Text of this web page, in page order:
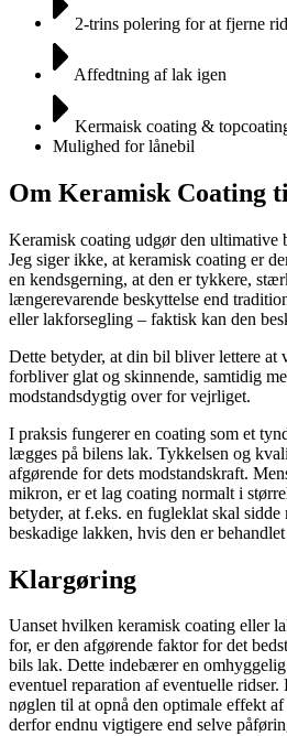
2-trins polering for at fjerne
Affedtning af lak igen
Kermaisk coating &
Mulighed for lånebil
Om Keramisk Coating
Keramisk coating udgør den ultimative
Jeg siger ikke, at keramisk coating er
en kendsgerning, at den er tykkere,
længerevarende beskyttelse end
eller lakforsegling – faktisk kan den
Dette betyder, at din bil bliver lettere at
forbliver glat og skinnende, samtidig
modstandsdygtig over for vejrliget.
I praksis fungerer en coating som et
lægges på bilens lak. Tykkelsen og
afgørende for dets modstandskraft.
mikron, er et lag coating normalt i
betyder, at f.eks. en fugleklat skal
beskadige lakken, hvis den er
Klargøring
Uanset hvilken keramisk coating eller
for, er den afgørende faktor for det
bils lak. Dette indebærer en
eventuel reparation af eventuelle
nøglen til at opnå den optimale effekt
derfor endnu vigtigere end selve